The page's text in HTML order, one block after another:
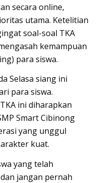
secara online,
utama. Ketelitian
soal-soal TKA
kemampuan
para siswa.
Selasa siang ini
para siswa.
ini diharapkan
Smart Cibinong
yang unggul
kuat.
yang telah
jangan pernah